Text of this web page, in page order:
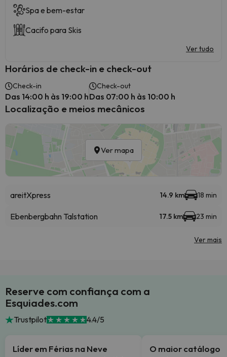
Spa e bem-estar
Cacifo para Skis
Ver tudo
Horários de check-in e check-out
Check-in
Das 14:00 h às 19:00 h
Check-out
Das 07:00 h às 10:00 h
Localização e meios mecânicos
Ver mapa
areitXpress 14.9 km 18 min
Ebenbergbahn Talstation 17.5 km 23 min
Ver mais
Reserve com confiança com a
Esquiades.com
Trustpilot 4.4/5
Líder em Férias na Neve O maior catálogo